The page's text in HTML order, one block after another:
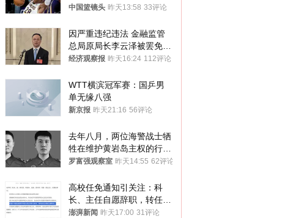
中国篮镜头 昨天13:58 33评论
因严重违纪违法 金融监管
总局原局长李云泽被罢免全
国人大代表
经济观察报 昨天16:24 112评论
WTT横滨冠军赛：国乒男
单无缘八强
新京报 昨天21:16 56评论
去年八月，两位海警战士牺
牲在维护黄岩岛主权的行动
中
罗富强观察室 昨天14:55 62评论
高校任免通知引关注：科
长、主任自愿辞职，转任思
政辅导员
澎湃新闻 昨天17:00 31评论